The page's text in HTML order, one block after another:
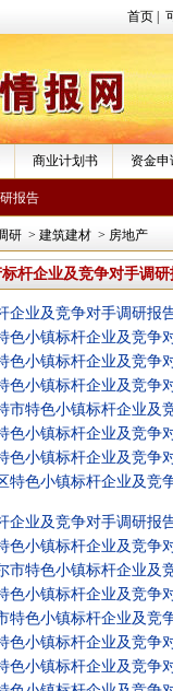
首页
商业计划书 资金
报告
研 > 建筑建材 > 房地产
杆企业及竞争对手调研
企业及竞争对手调研报
色小镇标杆企业及竞争
色小镇标杆企业及竞争
色小镇标杆企业及竞争
市特色小镇标杆企业及
色小镇标杆企业及竞争
色小镇标杆企业及竞争
特色小镇标杆企业及竞
企业及竞争对手调研报
色小镇标杆企业及竞争
市特色小镇标杆企业及
色小镇标杆企业及竞争
特色小镇标杆企业及竞
色小镇标杆企业及竞争
色小镇标杆企业及竞争